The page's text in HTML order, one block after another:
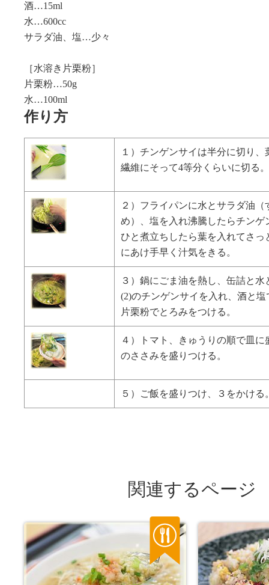
酒…15ml
水…600cc
サラダ油、塩…少々
［水溶き片栗粉］
片栗粉…50g
水…100ml
作り方
１）チンゲンサイは半分に切り
繊維にそって4等分くらいに切る。
２）フライパンに水とサラダ油（
め）、塩を入れ沸騰したらチンゲ
ひと煮立ちしたら葉を入れてさっ
にあけ手早く汁気をきる。
３）鍋にごま油を熱し、缶詰と
(2)のチンゲンサイを入れ、酒と
片栗粉でとろみをつける。
４）トマト、きゅうりの順で皿に
のささみを盛りつける。
５）ご飯を盛りつけ、３をかける
関連するページ